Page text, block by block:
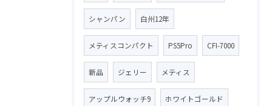
シャンパン 白州12年
メティスコンパクト PS5Pro CFI-7000
新品 ジェリー メティス
アップルウォッチ9 ホワイトゴールド